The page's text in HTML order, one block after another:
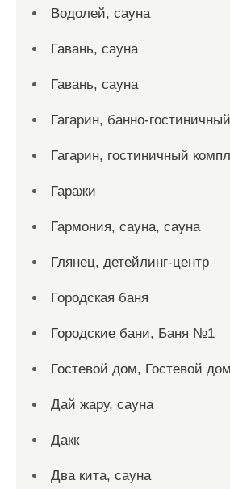
Водолей, сауна
Гавань, сауна
Гавань, сауна
Гагарин, банно-
Гагарин, гостиничный
Гаражи
Гармония, сауна, сауна
Глянец, детейлинг-центр
Городская баня
Городские бани, Баня №1
Гостевой дом, Гостевой дом
Дай жару, сауна
Дакк
Два кита, сауна